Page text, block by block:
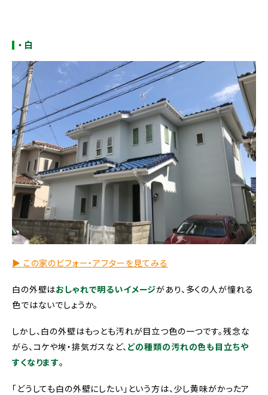
・白
▶︎ この家のビフォー・アフターを見てみる
白の外壁はおしゃれで明るいイメージがあり、多くの人が憧れる
色ではないでしょうか。
しかし、白の外壁はもっとも汚れが目立つ色の一つです。残念な
がら、コケや埃・排気ガスなど、 どの種類の汚れの色も目立ちや
すくなります。
「どうしても白の外壁にしたい」という方は、少し黄味がかったア